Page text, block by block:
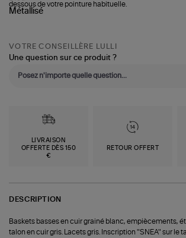
dessous de votre pointure habituelle.
VOTRE CONSEILLÈRE LULLI
Une question sur ce produit ?
LIVRAISON
OFFERTE DÈS 150
€
RETOUR OFFERT
DESCRIPTION
Baskets basses en cuir grainé blanc, empiècements,
talon en cuir gris. Lacets gris. Inscription "SNEA" sur le